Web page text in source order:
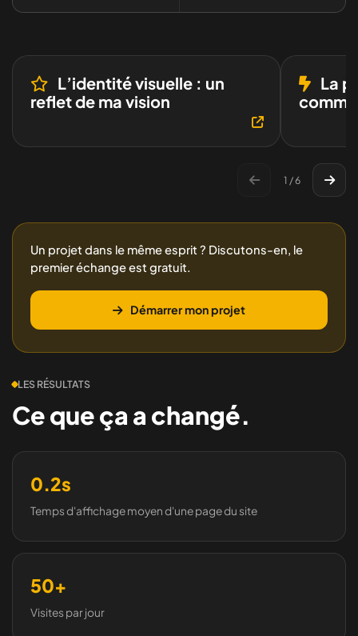
L’identité visuelle : un
reflet de ma vision
La
1 / 6
Un projet dans le même esprit ? Discutons-en, le
premier échange est gratuit.
Démarrer mon projet
LES RÉSULTATS
Ce que ça a changé.
0.2s
Temps d'affichage moyen d'une page du site
50+
Visites par jour